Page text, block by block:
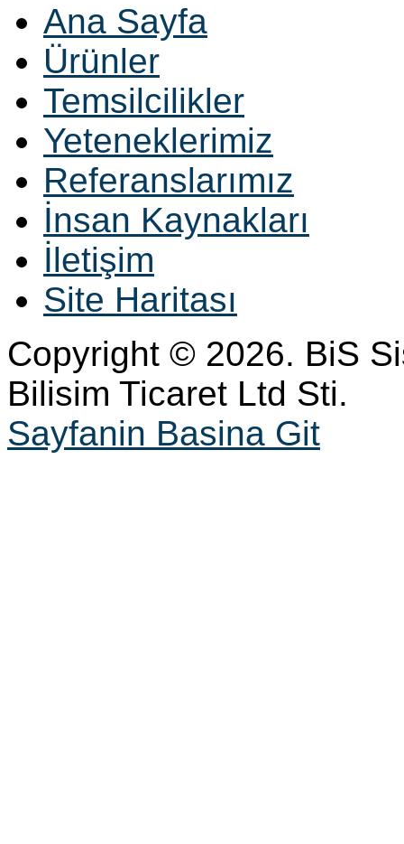
Ana Sayfa
Ürünler
Temsilcilikler
Yeteneklerimiz
Referanslarımız
İnsan Kaynakları
İletişim
Site Haritası
Copyright © 2026. BiS
Bilisim Ticaret Ltd Sti.
Sayfanin Basina Git